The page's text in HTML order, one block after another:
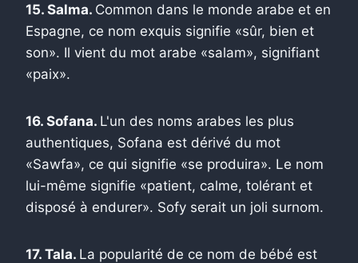
15. Salma. Common dans le monde arabe et en
Espagne, ce nom exquis signifie «sûr, bien et
son». Il vient du mot arabe «salam», signifiant
«paix».
16. Sofana. L'un des noms arabes les plus
authentiques, Sofana est dérivé du mot
«Sawfa», ce qui signifie «se produira». Le nom
lui-même signifie «patient, calme, tolérant et
disposé à endurer». Sofy serait un joli surnom.
17. Tala. La popularité de ce nom de bébé est